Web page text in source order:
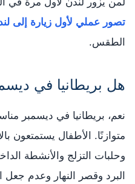
تصور عملي لأول زيارة إلى
الطقس.
هل بريطانيا في
نعم، بريطانيا في ديسمبر
متوازنًا. الأطفال يستمتعون
وحلبات التزلج والأنشطة
البرد وقصر النهار وعدم